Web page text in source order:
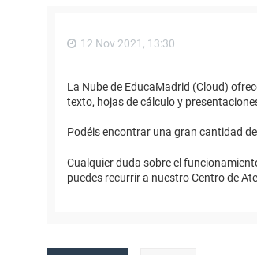
12 Nov 2021, 13:30
La Nube de EducaMadrid (Cloud)
texto, hojas de cálculo y
Podéis encontrar una gran cantidad
Cualquier duda sobre el
puedes recurrir a nuestro Centro de